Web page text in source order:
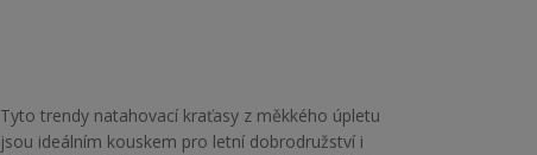
Tyto trendy natahovací kraťasy z měkkého úpletu
jsou ideálním kouskem pro letní dobrodružství i